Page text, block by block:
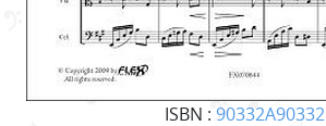
ISBN : 90332A90332